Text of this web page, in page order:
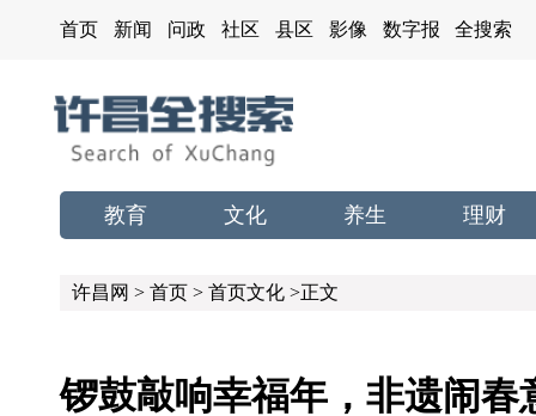
首页 新闻 问政 社区 县区 影像 数字报 全搜索
教育 文化 养生 理财
许昌网 > 首页 > 首页文化 >正文
锣鼓敲响幸福年，非遗闹春